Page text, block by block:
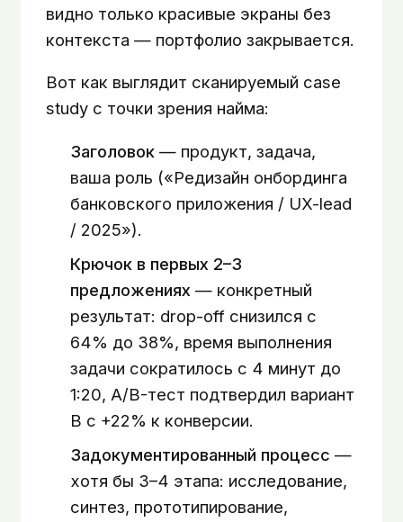
видно только красивые экраны без
контекста — портфолио закрывается.
Вот как выглядит сканируемый case
study с точки зрения найма:
Заголовок — продукт, задача,
ваша роль («Редизайн онбординга
банковского приложения / UX-lead
/ 2025»).
Крючок в первых 2–3
предложениях — конкретный
результат: drop-off снизился с
64% до 38%, время выполнения
задачи сократилось с 4 минут до
1:20, A/B-тест подтвердил вариант
B с +22% к конверсии.
Задокументированный процесс —
хотя бы 3–4 этапа: исследование,
синтез, прототипирование,